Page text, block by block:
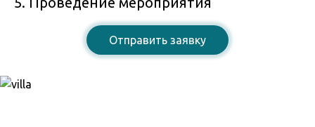
Отправить заявку